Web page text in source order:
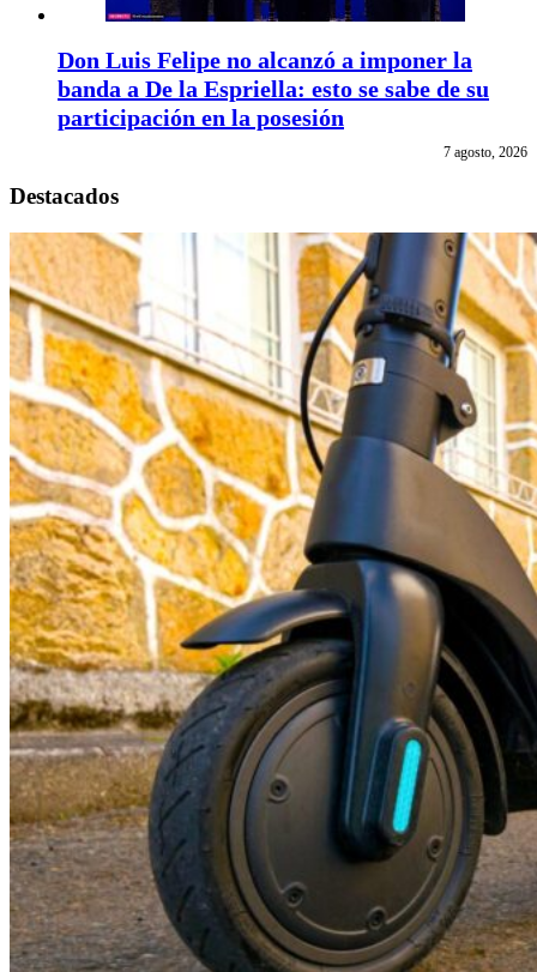
Don Luis Felipe no alcanzó a imponer la
banda a De la Espriella: esto se sabe de su
participación en la posesión
7 agosto, 2026
Destacados